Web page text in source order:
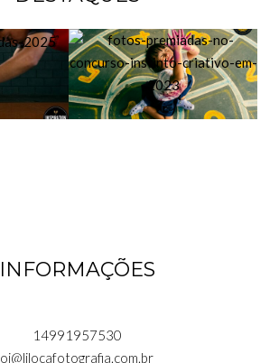
INFORMAÇÕES
14991957530
oi@lilocafotografia.com.br